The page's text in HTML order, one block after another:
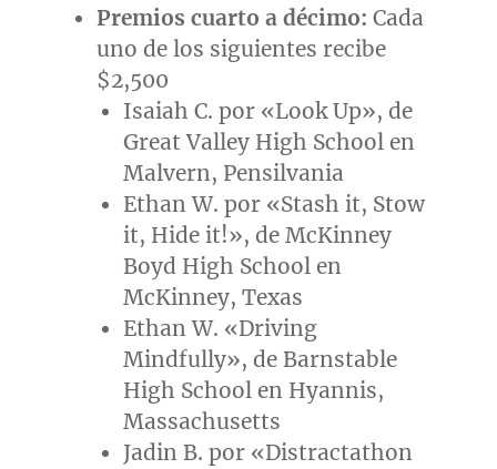
Premios cuarto a décimo: Cada
uno de los siguientes recibe
$2,500
Isaiah C. por «Look Up», de
Great Valley High School en
Malvern, Pensilvania
Ethan W. por «Stash it, Stow
it, Hide it!», deMcKinney
Boyd High School en
McKinney, Texas
Ethan W. «Driving
Mindfully», de Barnstable
High School en Hyannis,
Massachusetts
Jadin B. por «Distractathon